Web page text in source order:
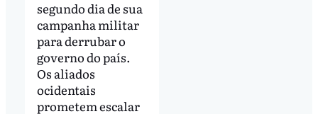
segundo dia de sua
campanha militar
para derrubar o
governo do país.
Os aliados
ocidentais
prometem escalar